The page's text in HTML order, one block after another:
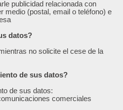
publicidad relacionada con
medio (postal, email o teléfono) e
datos?
no solicite el cese de la
de sus datos?
de sus datos:
comerciales